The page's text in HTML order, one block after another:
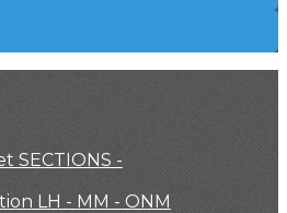
SECTIONS -
LH - MM - ONM